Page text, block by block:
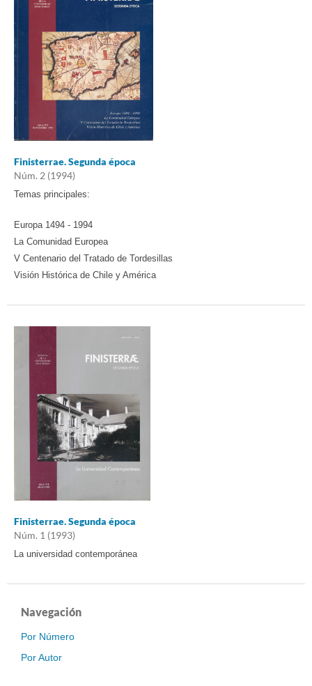
Finisterrae. Segunda época
Núm. 2 (1994)
Temas principales:
Europa 1494 - 1994
La Comunidad Europea
V Centenario del Tratado de Tordesillas
Visión Histórica de Chile y América
Finisterrae. Segunda época
Núm. 1 (1993)
La universidad contemporánea
Navegación
Por Número
Por Autor